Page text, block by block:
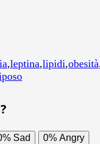
,leptina,lipidi,obesità
Sad 0% Angry